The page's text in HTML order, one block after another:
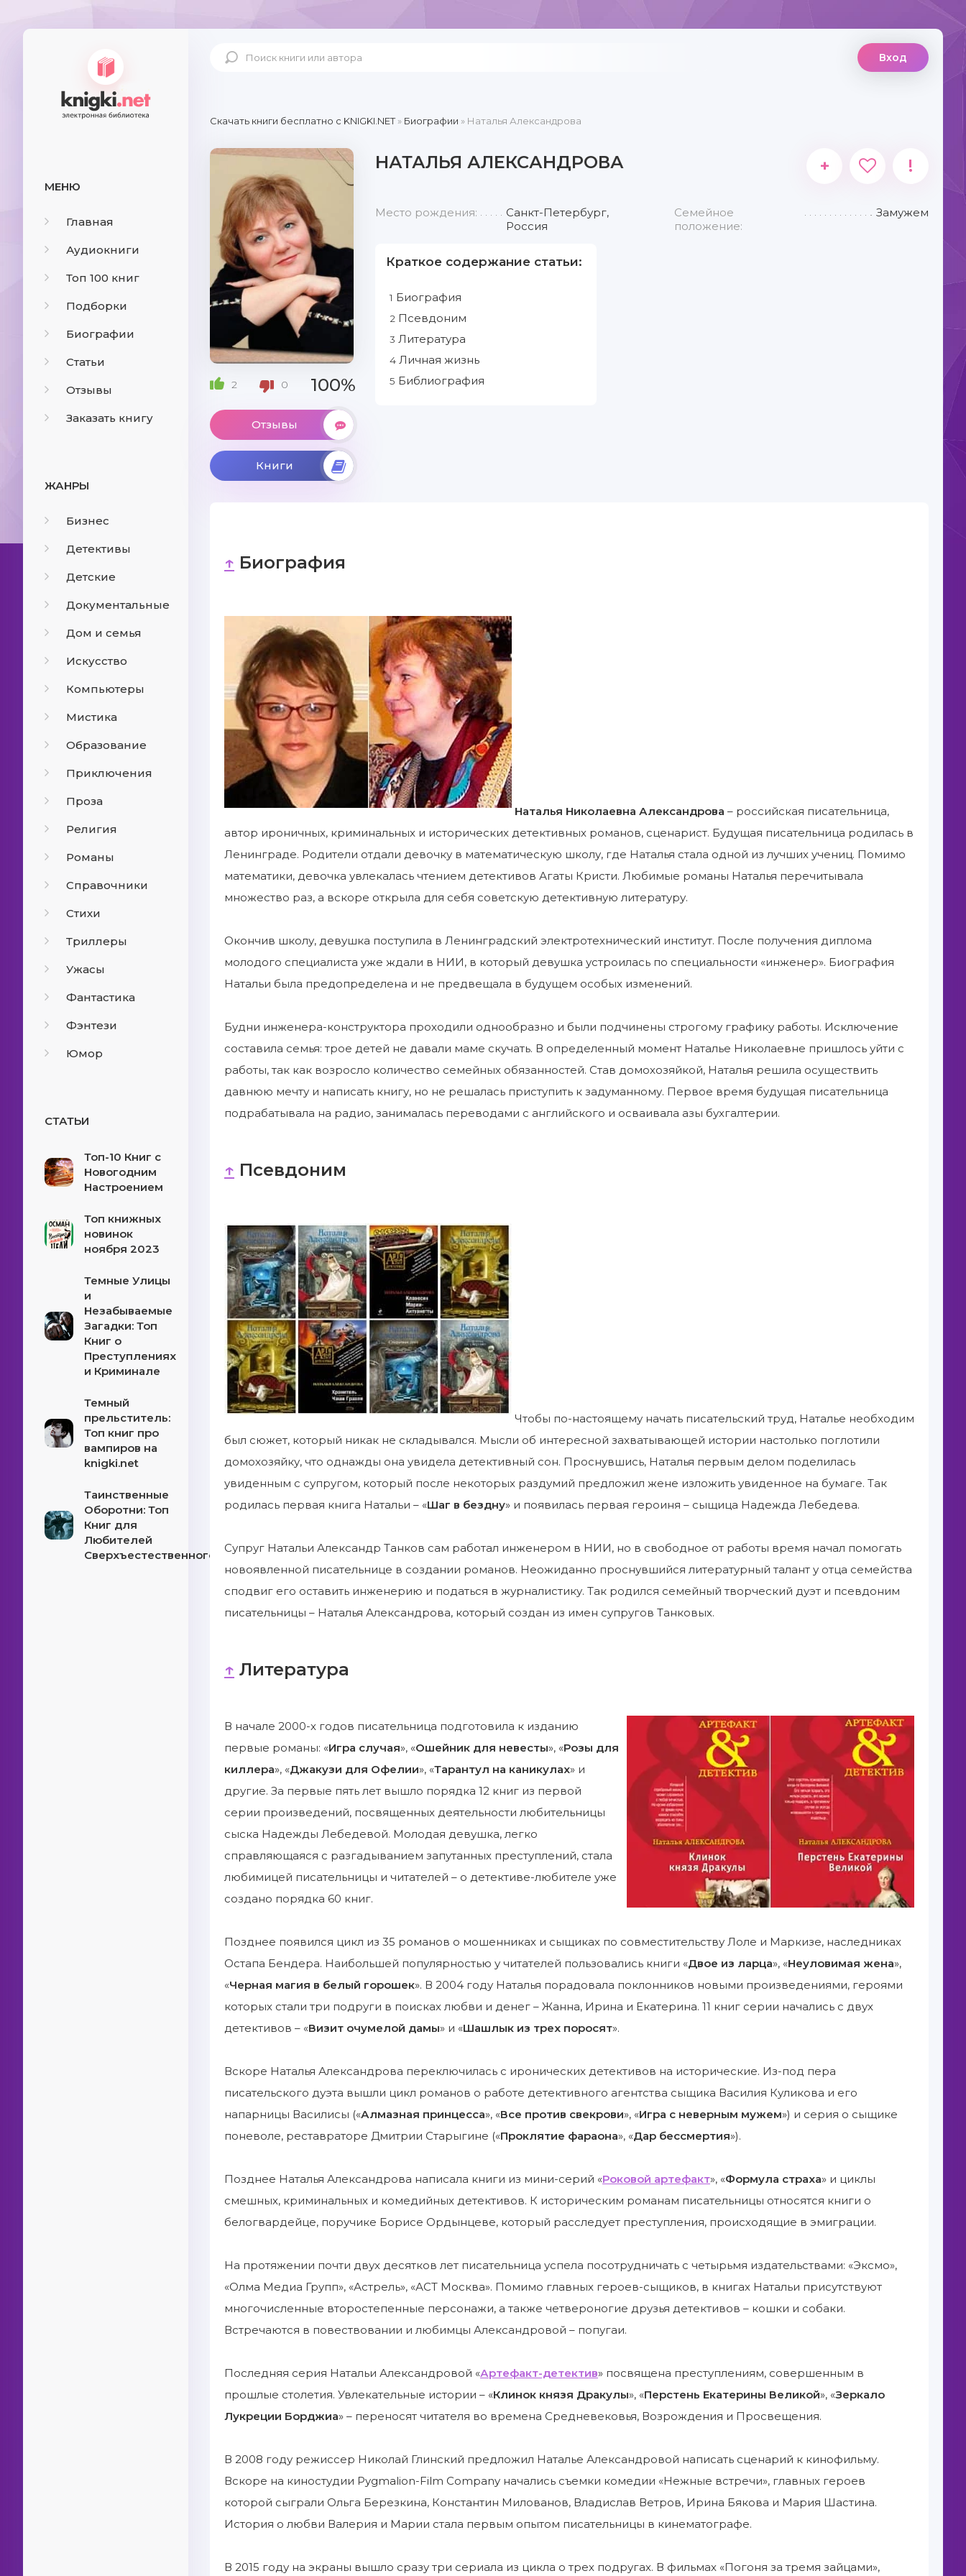
МЕНЮ
Главная
Аудиокниги
Топ 100 книг
Подборки
Биографии
Статьи
Отзывы
Заказать книгу
ЖАНРЫ
Бизнес
Детективы
Детские
Документальные
Дом и семья
Искусство
Компьютеры
Мистика
Образование
Приключения
Проза
Религия
Романы
Справочники
Стихи
Триллеры
Ужасы
Фантастика
Фэнтези
Юмор
СТАТЬИ
Топ-10 Книг с
Новогодним
Настроением
Топ книжных
новинок
ноября 2023
Темные Улицы
и
Незабываемые
Загадки: Топ
Книг о
Преступлениях
и Криминале
Темный
прельститель:
Топ книг про
вампиров на
knigki.net
Таинственные
Оборотни: Топ
Книг для
Любителей
Сверхъестественного!
Вход
Скачать книги бесплатно c KNIGKI.NET» Биографии » Наталья Александрова
2 0 100%
Отзывы
Книги
НАТАЛЬЯ АЛЕКСАНДРОВА + !
Место рождения:
Санкт-Петербург,
Россия
Семейное
положение:
Замужем
Краткое содержание статьи:
1 Биография
2 Псевдоним
3 Литература
4 Личная жизнь
5 Библиография
↑ Биография
Наталья Николаевна Александрова – российская писательница,
автор ироничных, криминальных и исторических детективных романов, сценарист. Будущая писательница родилась в
Ленинграде. Родители отдали девочку в математическую школу, где Наталья стала одной из лучших учениц. Помимо
математики, девочка увлекалась чтением детективов Агаты Кристи. Любимые романы Наталья перечитывала
множество раз, а вскоре открыла для себя советскую детективную литературу.
Окончив школу, девушка поступила в Ленинградский электротехнический институт. После получения диплома
молодого специалиста уже ждали в НИИ, в который девушка устроилась по специальности «инженер». Биография
Натальи была предопределена и не предвещала в будущем особых изменений.
Будни инженера-конструктора проходили однообразно и были подчинены строгому графику работы. Исключение
составила семья: трое детей не давали маме скучать. В определенный момент Наталье Николаевне пришлось уйти с
работы, так как возросло количество семейных обязанностей. Став домохозяйкой, Наталья решила осуществить
давнюю мечту и написать книгу, но не решалась приступить к задуманному. Первое время будущая писательница
подрабатывала на радио, занималась переводами с английского и осваивала азы бухгалтерии.
↑ Псевдоним
Чтобы по-настоящему начать писательский труд, Наталье необходим
был сюжет, который никак не складывался. Мысли об интересной захватывающей истории настолько поглотили
домохозяйку, что однажды она увидела детективный сон. Проснувшись, Наталья первым делом поделилась
увиденным с супругом, который после некоторых раздумий предложил жене изложить увиденное на бумаге. Так
родилась первая книга Натальи – «Шаг в бездну» и появилась первая героиня – сыщица Надежда Лебедева.
Супруг Натальи Александр Танков сам работал инженером в НИИ, но в свободное от работы время начал помогать
новоявленной писательнице в создании романов. Неожиданно проснувшийся литературный талант у отца семейства
сподвиг его оставить инженерию и податься в журналистику. Так родился семейный творческий дуэт и псевдоним
писательницы – Наталья Александрова, который создан из имен супругов Танковых.
↑ Литература
В начале 2000-х годов писательница подготовила к изданию
первые романы: «Игра случая», «Ошейник для невесты», «Розы для
киллера», «Джакузи для Офелии», «Тарантул на каникулах» и
другие. За первые пять лет вышло порядка 12 книг из первой
серии произведений, посвященных деятельности любительницы
сыска Надежды Лебедевой. Молодая девушка, легко
справляющаяся с разгадыванием запутанных преступлений, стала
любимицей писательницы и читателей – о детективе-любителе уже
создано порядка 60 книг.
Позднее появился цикл из 35 романов о мошенниках и сыщиках по совместительству Лоле и Маркизе, наследниках
Остапа Бендера. Наибольшей популярностью у читателей пользовались книги «Двое из ларца», «Неуловимая жена»,
«Черная магия в белый горошек». В 2004 году Наталья порадовала поклонников новыми произведениями, героями
которых стали три подруги в поисках любви и денег – Жанна, Ирина и Екатерина. 11 книг серии начались с двух
детективов – «Визит очумелой дамы» и «Шашлык из трех поросят».
Вскоре Наталья Александрова переключилась с иронических детективов на исторические. Из-под пера
писательского дуэта вышли цикл романов о работе детективного агентства сыщика Василия Куликова и его
напарницы Василисы («Алмазная принцесса», «Все против свекрови», «Игра с неверным мужем») и серия о сыщике
поневоле, реставраторе Дмитрии Старыгине («Проклятие фараона», «Дар бессмертия»).
Позднее Наталья Александрова написала книги из мини-серий «Роковой артефакт», «Формула страха» и циклы
смешных, криминальных и комедийных детективов. К историческим романам писательницы относятся книги о
белогвардейце, поручике Борисе Ордынцеве, который расследует преступления, происходящие в эмиграции.
На протяжении почти двух десятков лет писательница успела посотрудничать с четырьмя издательствами: «Эксмо»,
«Олма Медиа Групп», «Астрель», «АСТ Москва». Помимо главных героев-сыщиков, в книгах Натальи присутствуют
многочисленные второстепенные персонажи, а также четвероногие друзья детективов – кошки и собаки.
Встречаются в повествовании и любимцы Александровой – попугаи.
Последняя серия Натальи Александровой «Артефакт-детектив» посвящена преступлениям, совершенным в
прошлые столетия. Увлекательные истории – «Клинок князя Дракулы», «Перстень Екатерины Великой», «Зеркало
Лукреции Борджиа» – переносят читателя во времена Средневековья, Возрождения и Просвещения.
В 2008 году режиссер Николай Глинский предложил Наталье Александровой написать сценарий к кинофильму.
Вскоре на киностудии Pygmalion-Film Company начались съемки комедии «Нежные встречи», главных героев
которой сыграли Ольга Березкина, Константин Милованов, Владислав Ветров, Ирина Бякова и Мария Шастина.
История о любви Валерия и Марии стала первым опытом писательницы в кинематографе.
В 2015 году на экраны вышло сразу три сериала из цикла о трех подругах. В фильмах «Погоня за тремя зайцами»,